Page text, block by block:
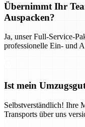
Übernimmt Ihr
Auspacken?
Ja, unser Full-Service-
professionelle Ein- und
Ist mein
Selbstverständlich! Ihre
Transports über uns